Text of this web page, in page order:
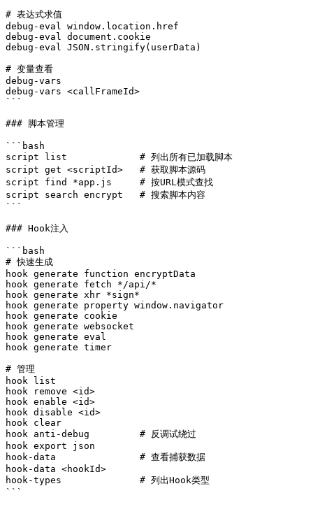
# 表达式求值
debug-eval window.location.href
debug-eval document.cookie
debug-eval JSON.stringify(userData)
# 变量查看
debug-vars
debug-vars <callFrameId>
```
### 脚本管理
```bash
script list             # 列出所有已加载脚本
script get <scriptId>   # 获取脚本源码
script find *app.js     # 按URL模式查找
script search encrypt   # 搜索脚本内容
```
### Hook注入
```bash
# 快速生成
hook generate function encryptData
hook generate fetch */api/*
hook generate xhr *sign*
hook generate property window.navigator
hook generate cookie
hook generate websocket
hook generate eval
hook generate timer
# 管理
hook list
hook remove <id>
hook enable <id>
hook disable <id>
hook clear
hook anti-debug         # 反调试绕过
hook export json
hook-data               # 查看捕获数据
hook-data <hookId>
hook-types              # 列出Hook类型
```